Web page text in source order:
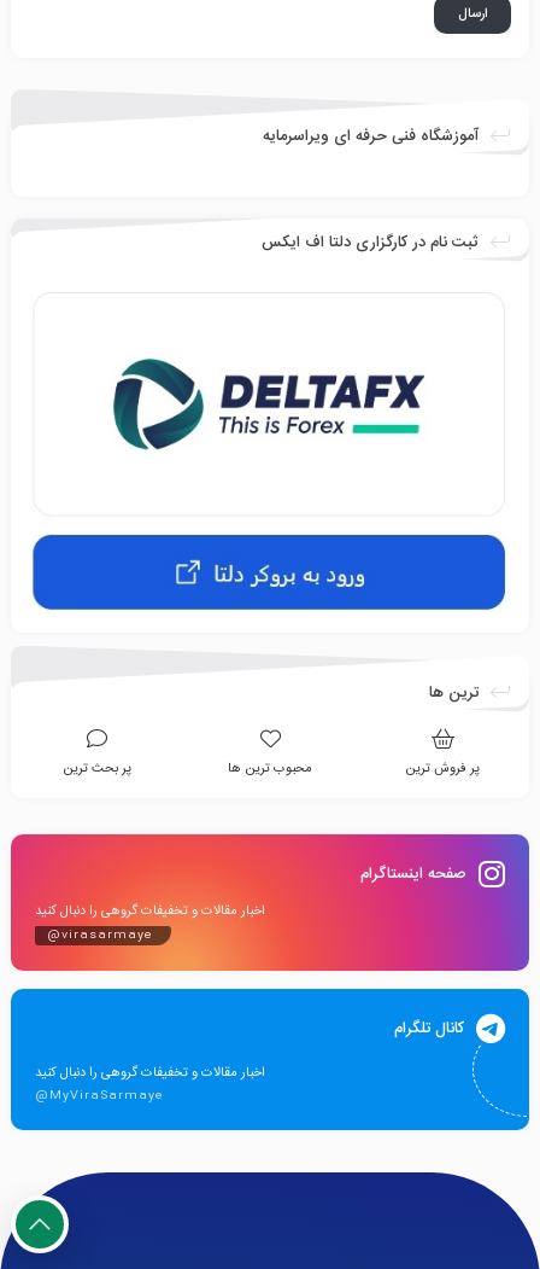
آموزشگاه فنی حرفه ای ویراسرمایه
ثبت نام در کارگزاری دلتا اف ایکس
ترین ها
پر فروش ترین محبوب ترین ها پر بحث ترین
صفحه اینستاگرام
اخبار مقالات و تخفیفات گروهی را دنبال کنید
@virasarmaye
کانال تلگرام
اخبار مقالات و تخفیفات گروهی را دنبال کنید
@MyViraSarmaye